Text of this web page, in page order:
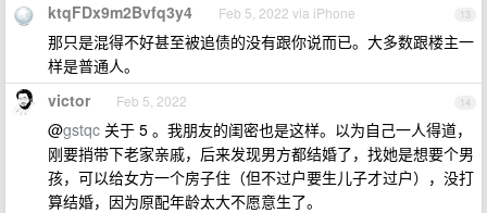
13
ktqFDx9m2Bvfq3y4 Feb 5, 2022 via iPhone
那只是混得不好甚至被追债的没有跟你说而已。大多数跟楼主一
样是普通人。
14
victor Feb 5, 2022
@gstqc 关于 5 。我朋友的闺密也是这样。以为自己一人得道，
刚要捎带下老家亲戚，后来发现男方都结婚了，找她是想要个男
孩，可以给女方一个房子住（但不过户要生儿子才过户），没打
算结婚，因为原配年龄太大不愿意生了。